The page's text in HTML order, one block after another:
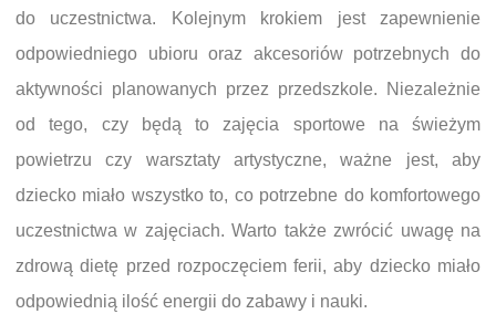
do uczestnictwa. Kolejnym krokiem jest zapewnienie
odpowiedniego ubioru oraz akcesoriów potrzebnych do
aktywności planowanych przez przedszkole. Niezależnie
od tego, czy będą to zajęcia sportowe na świeżym
powietrzu czy warsztaty artystyczne, ważne jest, aby
dziecko miało wszystko to, co potrzebne do komfortowego
uczestnictwa w zajęciach. Warto także zwrócić uwagę na
zdrową dietę przed rozpoczęciem ferii, aby dziecko miało
odpowiednią ilość energii do zabawy i nauki.